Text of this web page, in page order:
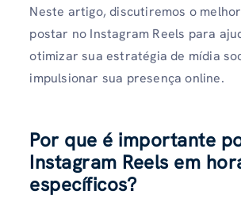
Neste artigo, discutiremos o
postar no Instagram Reels para
otimizar sua estratégia de mídia
impulsionar sua presença online.
Por que é importante
Instagram Reels em
específicos?